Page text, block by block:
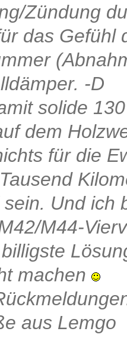
Zündung
das Gefühl
-D
solide
dem
für die
Und ich
M44-
machen
aus Lemgo